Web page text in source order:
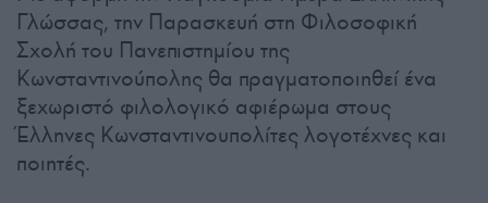
Γλώσσας, την Παρασκευή στη Φιλοσοφική
Σχολή του Πανεπιστημίου της
Κωνσταντινούπολης θα πραγματοποιηθεί ένα
ξεχωριστό φιλολογικό αφιέρωμα στους
Έλληνες Κωνσταντινουπολίτες λογοτέχνες και
ποιητές.